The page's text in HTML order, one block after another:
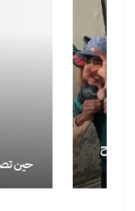
حين تصبح الهجرة